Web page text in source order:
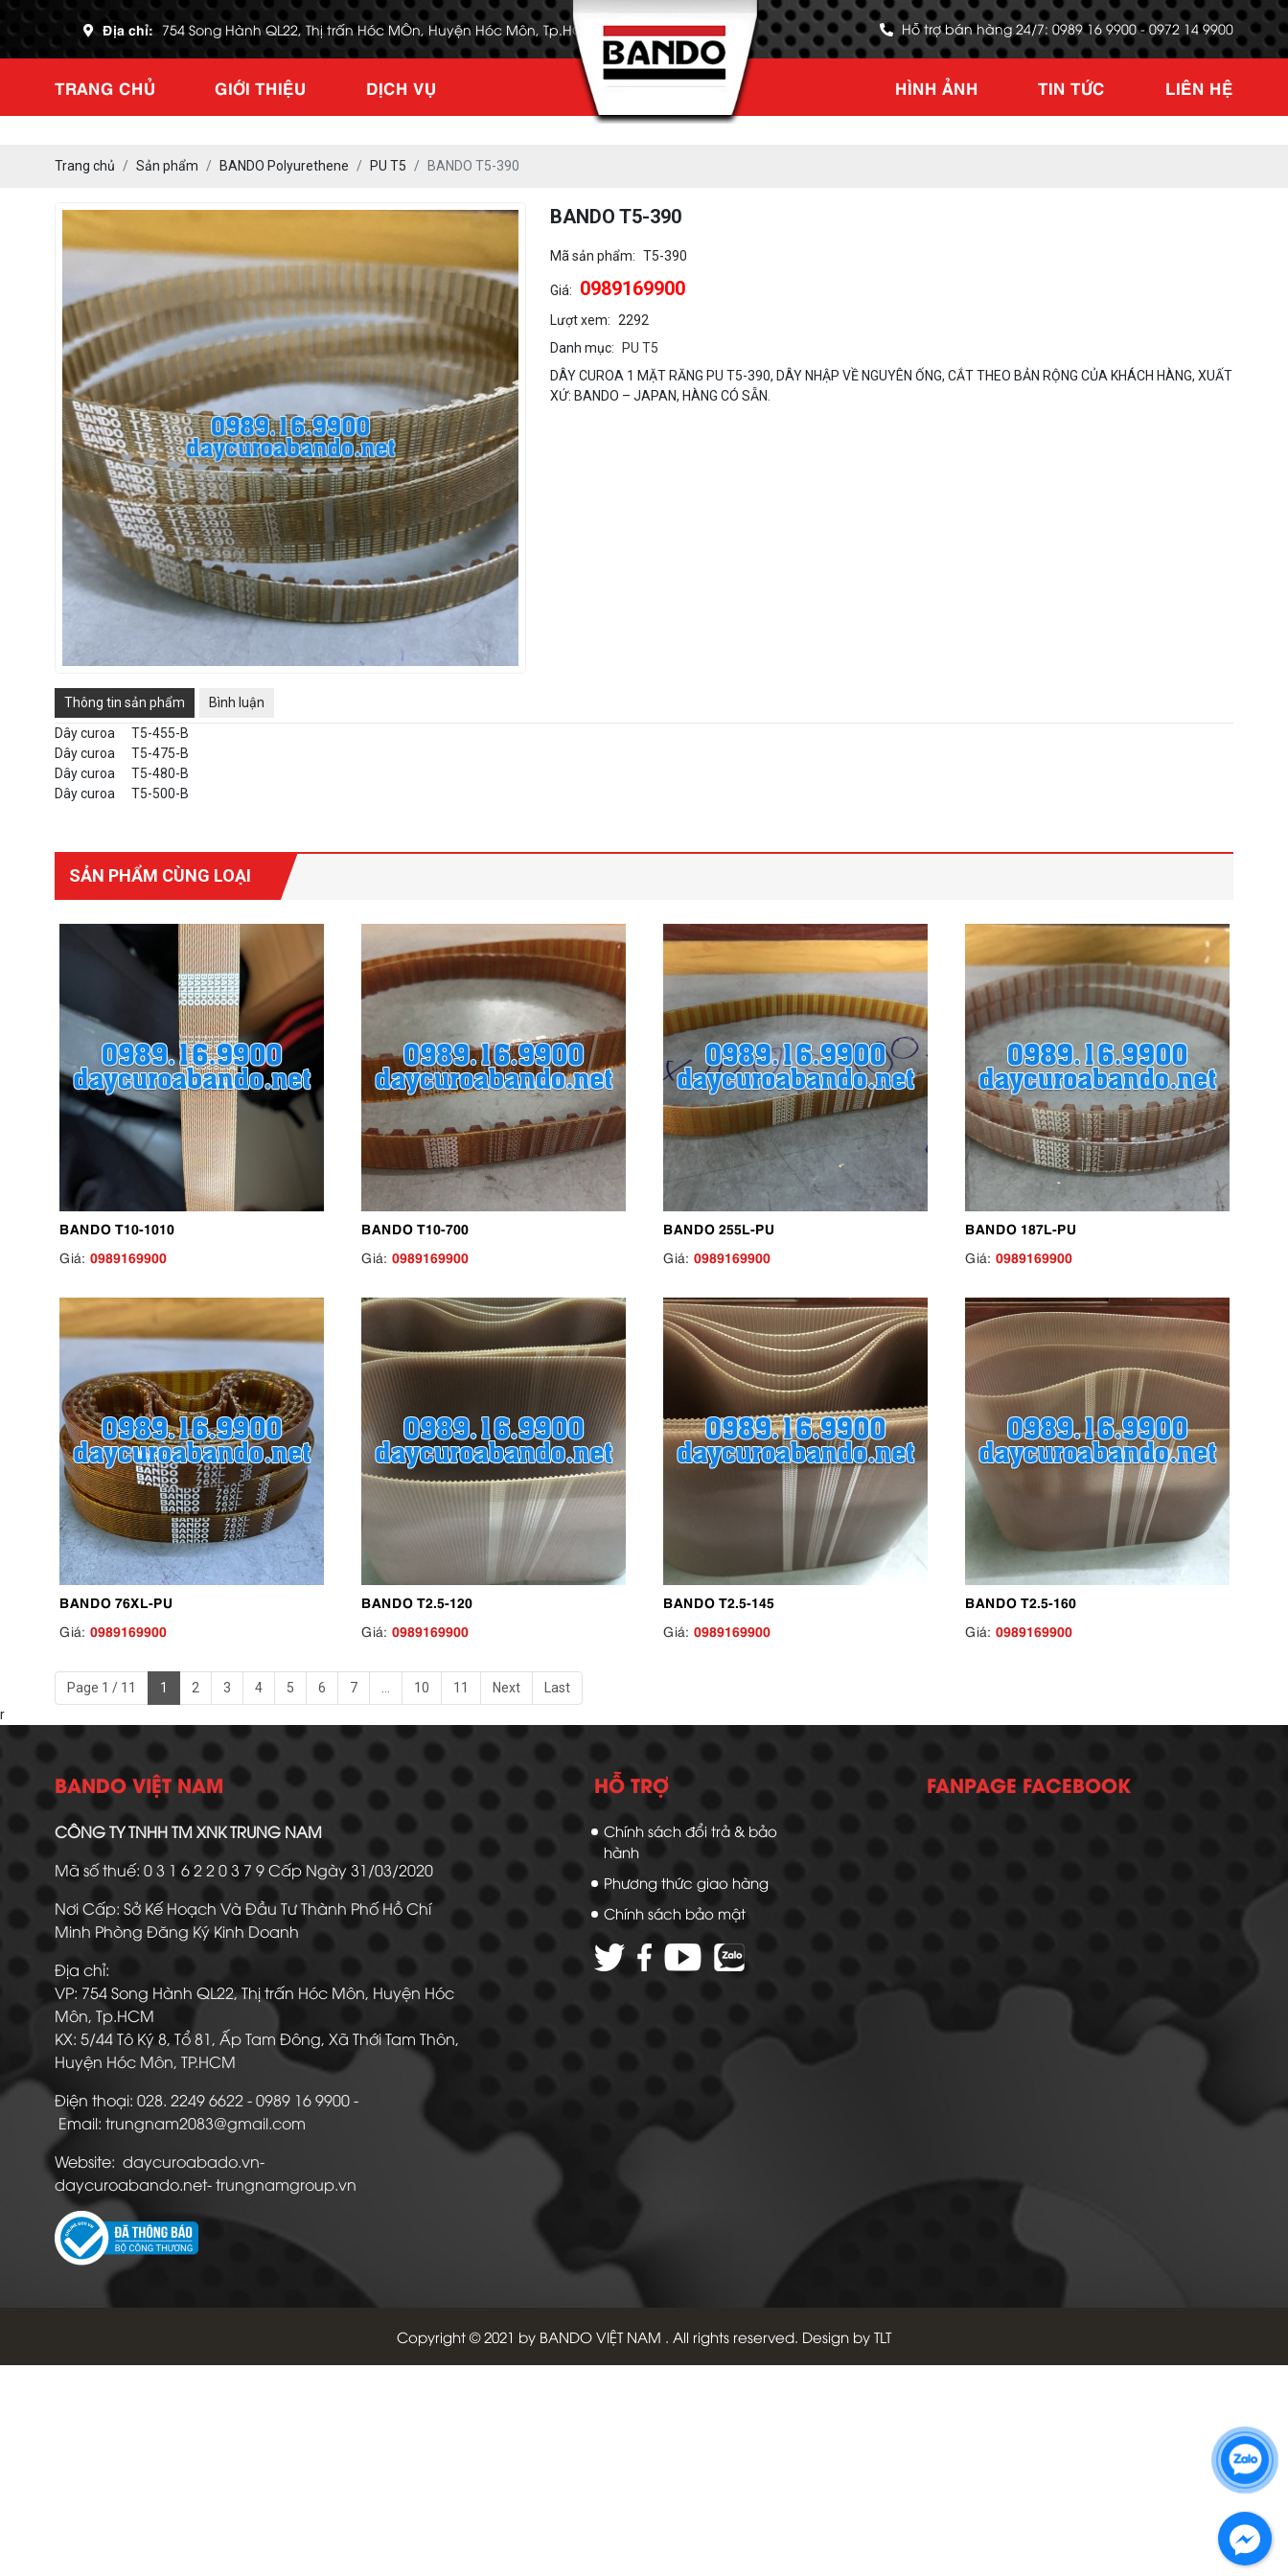
Địa chỉ: 754 Song Hành QL22, Thị trấn Hóc MÔn, Huyện Hóc Môn, Tp.HCM Hỗ trợ bán hàng 24/7: 0989 16 9900 - 0972 14 9900
TRANG CHỦ GIỚI THIỆU DỊCH VỤ HÌNH ẢNH TIN TỨC LIÊN HỆ
Trang chủ Sản phẩm BANDO Polyurethene PU T5 BANDO T5-390
BANDO T5-390
Mã sản phẩm: T5-390
Giá: 0989169900
Lượt xem: 2292
Danh mục:
PU T5
DÂY CUROA 1 MẶT RĂNG PU T5-390, DÂY NHẬP VỀ NGUYÊN ỐNG, CẮT THEO BẢN RỘNG CỦA KHÁCH HÀNG, XUẤT
XỨ: BANDO – JAPAN, HÀNG CÓ SẴN.
Thông tin sản phẩm
Bình luận
Dây curoa
T5-455-B
Dây curoa
T5-475-B
Dây curoa
T5-480-B
Dây curoa
T5-500-B
SẢN PHẨM CÙNG LOẠI
BANDO T10-1010
Giá: 0989169900
BANDO T10-700
Giá: 0989169900
BANDO 255L-PU
Giá: 0989169900
BANDO 187L-PU
Giá: 0989169900
BANDO 76XL-PU
Giá: 0989169900
BANDO T2.5-120
Giá: 0989169900
BANDO T2.5-145
Giá: 0989169900
BANDO T2.5-160
Giá: 0989169900
Page 1 / 11 1 2 3 4 5 6 7 10 11 Next
Last
r
BANDO VIỆT NAM
CÔNG TY TNHH TM XNK TRUNG NAM
Mã số thuế: 0 3 1 6 2 2 0 3 7 9 Cấp Ngày 31/03/2020
Nơi Cấp: Sở Kế Hoạch Và Đầu Tư Thành Phố Hồ Chí
Minh Phòng Đăng Ký Kinh Doanh
Địa chỉ:
VP: 754 Song Hành QL22, Thị trấn Hóc Môn, Huyện Hóc
Môn, Tp.HCM
KX: 5/44 Tô Ký 8, Tổ 81, Ấp Tam Đông, Xã Thới Tam Thôn,
Huyện Hóc Môn, TP.HCM
Điện thoại: 028. 2249 6622 - 0989 16 9900 -
Email: trungnam2083@gmail.com
Website: daycuroabado.vn-
daycuroabando.net- trungnamgroup.vn
HỖ TRỢ
Chính sách đổi trả & bảo
hành
Phương thức giao hàng
Chính sách bảo mật
FANPAGE FACEBOOK
Copyright © 2021 by BANDO VIỆT NAM . All rights reserved. Design by TLT
Zalo 2: 0972 14 9900